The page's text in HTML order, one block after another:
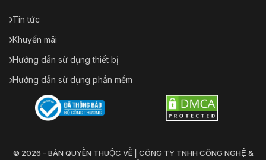
Tin tức
Khuyến mãi
Hướng dẫn sử dụng thiết bị
Hướng dẫn sử dụng phần mềm
© 2026 - BẢN QUYỀN THUỘC VỀ | CÔNG TY TNHH CÔNG NGHỆ &